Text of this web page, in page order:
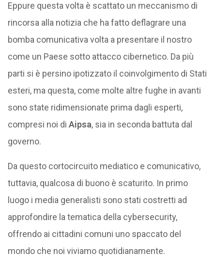
Eppure questa volta è scattato un meccanismo di
rincorsa alla notizia che ha fatto deflagrare una
bomba comunicativa volta a presentare il nostro
come un Paese sotto attacco cibernetico. Da più
parti si è persino ipotizzato il coinvolgimento di Stati
esteri, ma questa, come molte altre fughe in avanti
sono state ridimensionate prima dagli esperti,
compresi noi di Aipsa, sia in seconda battuta dal
governo.
Da questo cortocircuito mediatico e comunicativo,
tuttavia, qualcosa di buono è scaturito. In primo
luogo i media generalisti sono stati costretti ad
approfondire la tematica della cybersecurity,
offrendo ai cittadini comuni uno spaccato del
mondo che noi viviamo quotidianamente.